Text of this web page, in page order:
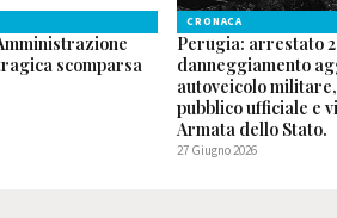
scomparsa
CRONACA
Perugia: arrestato
danneggiamento
autoveicolo
pubblico ufficiale e
Armata dello Stato.
27 Giugno 2026